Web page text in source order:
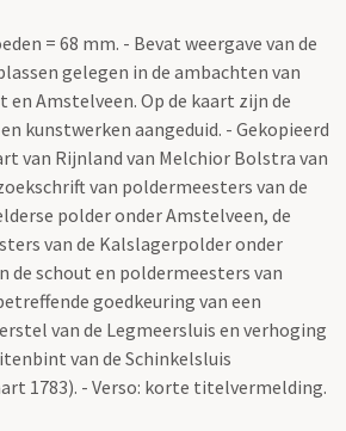
= 68 mm. - Bevat weergave van de
gelegen in de ambachten van
en Amstelveen. Op de kaart zijn de
kunstwerken aangeduid. - Gekopieerd
van Rijnland van Melchior Bolstra van
van poldermeesters van de
polder onder Amstelveen, de
van de Kalslagerpolder onder
de schout en poldermeesters van
goedkeuring van een
van de Legmeersluis en verhoging
van de Schinkelsluis
1783). - Verso: korte titelvermelding.